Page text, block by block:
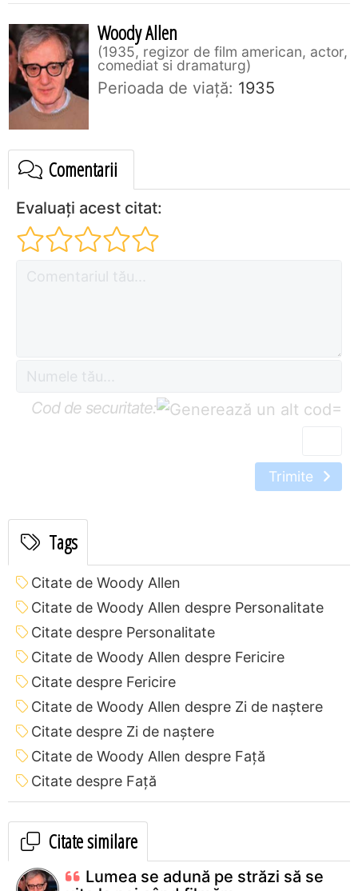
Woody Allen
1935, regizor de film american, actor,
comediat si dramaturg
Perioada de viaţă: 1935
Comentarii
Evaluați acest citat:
Cod de securitate: =
Trimite
Tags
Citate de Woody Allen
Citate de Woody Allen despre Personalitate
Citate despre Personalitate
Citate de Woody Allen despre Fericire
Citate despre Fericire
Citate de Woody Allen despre Zi de naștere
Citate despre Zi de naștere
Citate de Woody Allen despre Față
Citate despre Față
Citate similare
Lumea se adună pe străzi să se